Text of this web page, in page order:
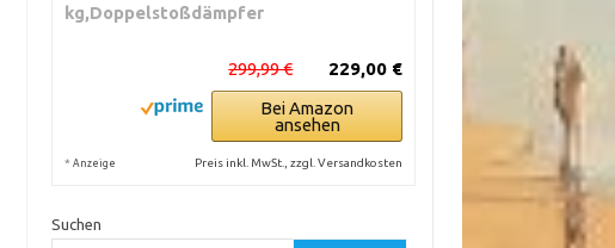
kg,Doppelstoßdämpfer
229,00 €
299,99 €
Bei Amazon
ansehen
* Anzeige Preis inkl. MwSt., zzgl. Versandkosten
Suchen